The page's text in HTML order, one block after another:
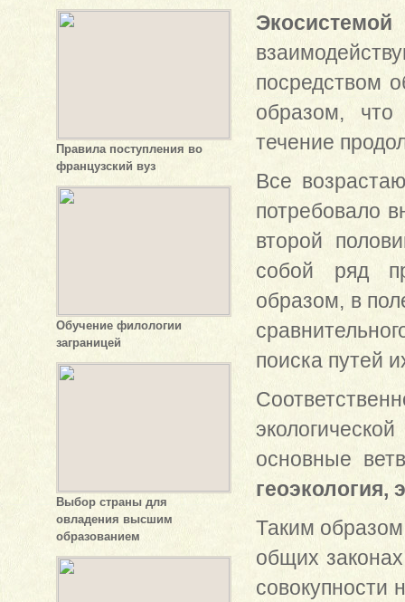
Правила поступления во
французский вуз
Обучение филологии
заграницей
Выбор страны для
овладения высшим
образованием
Экосистемой
посредством
образом, что
течение
Все
потребовало
второй
собой ряд
образом, в
поиска путей
основные
геоэкология,
Таким
общих
совокупности